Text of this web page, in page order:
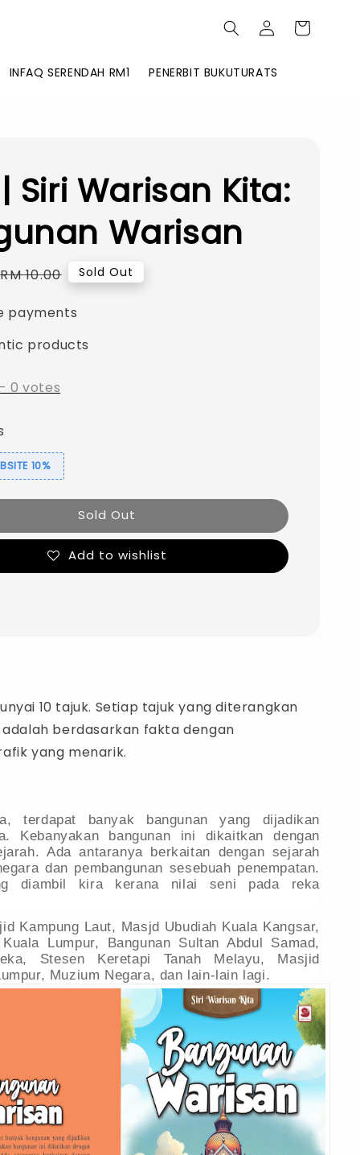
INFAQ SERENDAH RM1 PENERBIT BUKUTURATS
Siri Warisan Kita:
Warisan
Regular
RM 10.00 Sold Out
payments
products
0 votes
10%
Sold Out
Add to wishlist
10 tajuk. Setiap tajuk yang diterangkan
berdasarkan fakta dengan
yang menarik.
terdapat banyak bangunan yang dijadikan
Kebanyakan bangunan ini dikaitkan dengan
Ada antaranya berkaitan dengan sejarah
dan pembangunan sesebuah penempatan.
diambil kira kerana nilai seni pada reka
Kampung Laut, Masjd Ubudiah Kuala Kangsar,
Lumpur, Bangunan Sultan Abdul Samad,
Stesen Keretapi Tanah Melayu, Masjid
Muzium Negara, dan lain-lain lagi.